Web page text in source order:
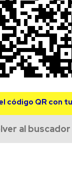
código QR con
al buscador